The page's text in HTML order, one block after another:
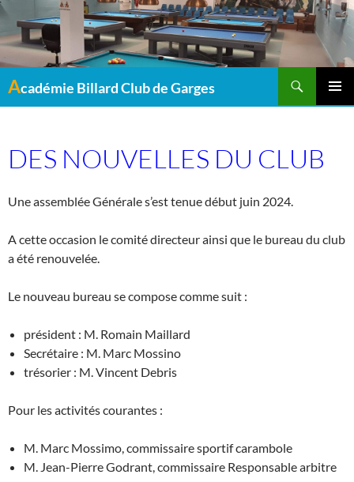
Académie Billard Club de Garges
DES NOUVELLES DU CLUB
Une assemblée Générale s’est tenue début juin 2024.
A cette occasion le comité directeur ainsi que le bureau du club
a été renouvelée.
Le nouveau bureau se compose comme suit :
président : M. Romain Maillard
Secrétaire : M. Marc Mossino
trésorier : M. Vincent Debris
Pour les activités courantes :
M. Marc Mossimo, commissaire sportif carambole
M. Jean-Pierre Godrant, commissaire Responsable arbitre